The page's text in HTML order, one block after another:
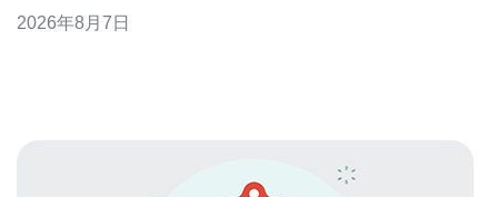
采购负责人更好地选择与购买。 首先按材料与结构分类：
2026年8月7日